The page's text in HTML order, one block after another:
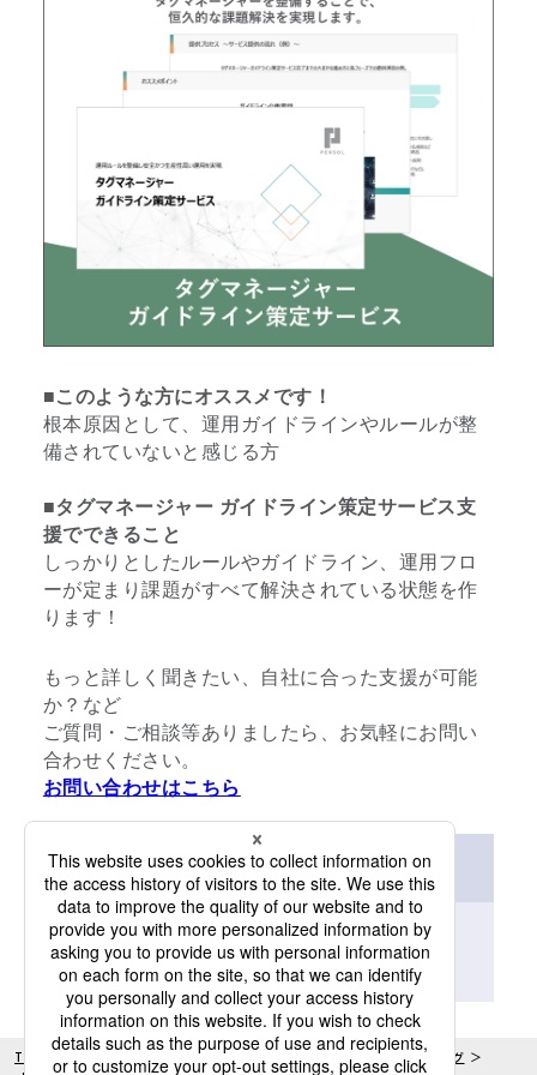
■このような方にオススメです！
根本原因として、運用ガイドラインやルールが整
備されていないと感じる方
■タグマネージャー ガイドライン策定サービス支
援でできること
しっかりとしたルールやガイドライン、運用フロ
ーが定まり課題がすべて解決されている状態を作
ります！
もっと詳しく聞きたい、自社に合った支援が可能
か？など
ご質問・ご相談等ありましたら、お気軽にお問い
合わせください。
お問い合わせはこちら
資料ダウンロード（無料）
「*」は必須項目です。
TOP サービス一覧 セールスマーケティング
セールスマーケティング